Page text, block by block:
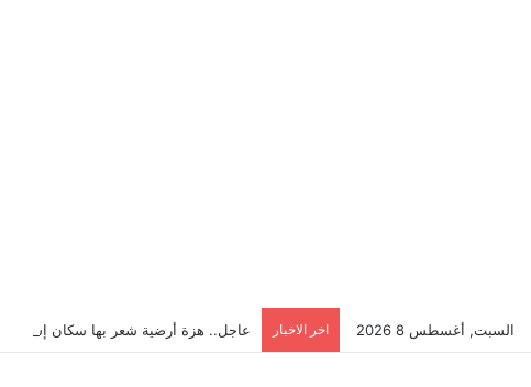
السبت, أغسطس 8 2026 اخر الاخبار عاجل.. هزة أرضية شعر بها سكان إسطنبول